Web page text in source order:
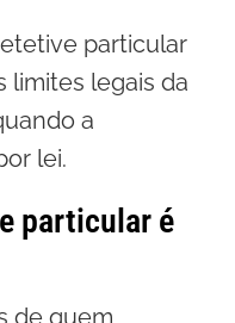
particular
limites legais da
a
lei.
particular é
de quem